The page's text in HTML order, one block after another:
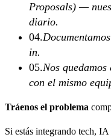
Proposals) —
diario.
04.
in.
05.Nos
con el mismo
Tráenos el problema
Si estás integrando tech,